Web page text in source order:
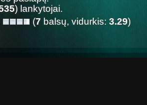
) lankytojai.
(7 balsų, vidurkis: 3.29)